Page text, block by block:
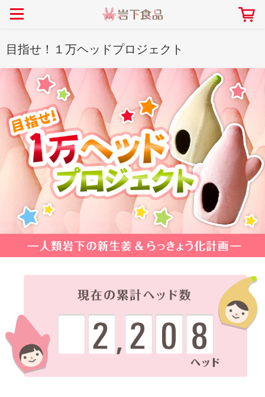
ごあいさつ 会社概要
採用情報 本社所在地
> プレスリリース
> 新商品
> イベント
> コラボ
> 飲食店コラボ
> ミュージアム
> イワシカちゃん
> オンラインショップ
> メディア掲載
> その他
【7月1日～8月30日】夏イベン
ト「NEW GINGER SUMMER
2026」｜岩下の新生姜ミュー
ジアム
2026.07.01
> 岩下の新生姜
> 生姜
> らっきょう
> オリーブ
> 梅
> その他
岩下の新生姜
> 岩下の新生姜レシピ
> らっきょうレシピ
> オリーブレシピ
> その他のレシピ
社長おすすめ！岩下の新生姜と
豚バラ肉のくるくる巻き～細巻
きバージョン～
畑での取り組み 工場での取り組み
岩下の新生姜について 岩下のらっきょうにつ
岩下の新生姜ミュージアム
しょうがを食べてお悩
先生
岩下の新生姜万年筆インク 書く描くコンテ
岩下の新生姜Sing＆
～ニュージンジャーイ
目指せ！１万ヘッドプロジェクト